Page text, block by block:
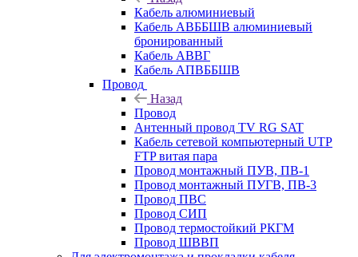
Кабель алюминиевый
Кабель АВББШВ алюминиевый
бронированный
Кабель АВВГ
Кабель АПВББШВ
Провод
Назад
Провод
Антенный провод TV RG SAT
Кабель сетевой компьютерный UTP
FTP витая пара
Провод монтажный ПУВ, ПВ-1
Провод монтажный ПУГВ, ПВ-3
Провод ПВС
Провод СИП
Провод термостойкий РКГМ
Провод ШВВП